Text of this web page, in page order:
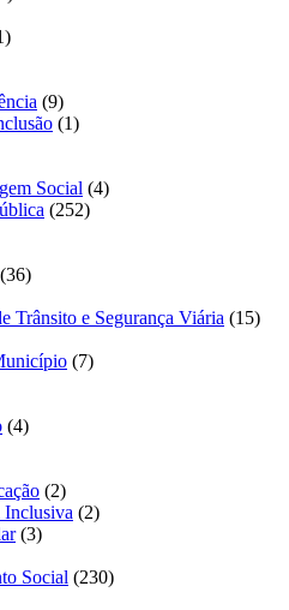
(9)
(1)
Social (4)
(252)
(36)
Trânsito e Segurança Viária (15)
(7)
(4)
(2)
Inclusiva (2)
(3)
Social (230)